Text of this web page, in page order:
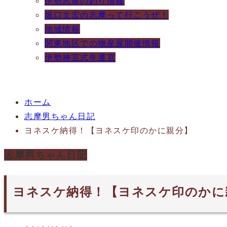
堀口文宏の志摩って行こうぜ！
地域情報
関東地区での物産展開催情報
伊勢神宮式年遷宮
ホーム
志摩男ちゃん日記
ヨネスケ納得！【ヨネスケ印のかに親分】
志摩男ちゃん日記
ヨネスケ納得！【ヨネスケ印のか